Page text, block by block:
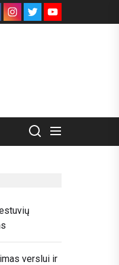
InstagramTwitterYoutube
verslui ir